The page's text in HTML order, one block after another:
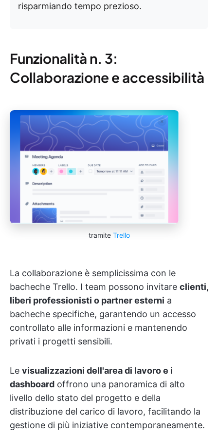
risparmiando tempo prezioso.
Funzionalità n. 3:
Collaborazione e accessibilità
tramite Trello
La collaborazione è semplicissima con le
bacheche Trello. I team possono invitare clienti,
liberi professionisti o partner esterni a
bacheche specifiche, garantendo un accesso
controllato alle informazioni e mantenendo
privati i progetti sensibili.
Le visualizzazioni dell'area di lavoro e i
dashboard offrono una panoramica di alto
livello dello stato del progetto e della
distribuzione del carico di lavoro, facilitando la
gestione di più iniziative contemporaneamente.